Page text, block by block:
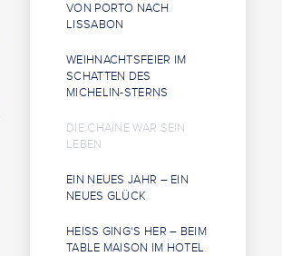
VON PORTO NACH
LISSABON
WEIHNACHTSFEIER IM
SCHATTEN DES
MICHELIN-STERNS
DIE CHAÎNE WAR SEIN
LEBEN
EIN NEUES JAHR – EIN
NEUES GLÜCK
HEISS GING‘S HER – BEIM T
ABLE MAISON IM HOTEL D